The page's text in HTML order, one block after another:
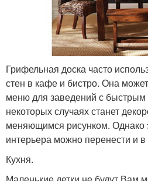
Грифельная доска часто
стен в кафе и бистро. Она
меню для заведений с
некоторых случаях станет
меняющимся рисунком. Однако
интерьера можно перенести и
Кухня.